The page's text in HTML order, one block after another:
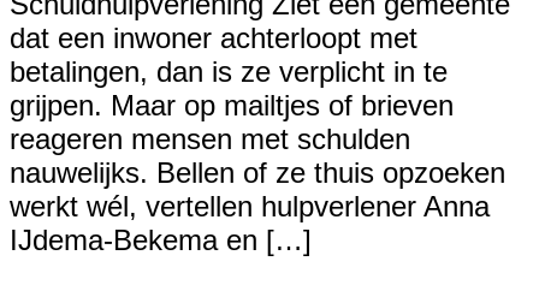
dat een inwoner achterloopt met
betalingen, dan is ze verplicht in te
grijpen. Maar op mailtjes of brieven
reageren mensen met schulden
nauwelijks. Bellen of ze thuis opzoeken
werkt wél, vertellen hulpverlener Anna
IJdema-Bekema en […]